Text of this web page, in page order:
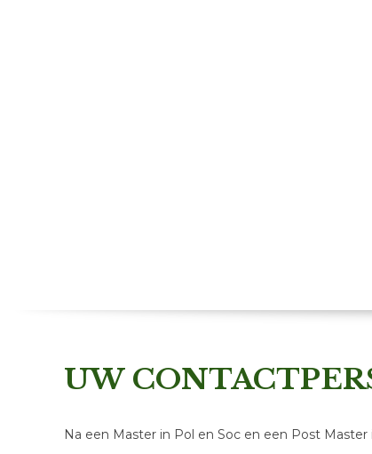
UW
Na een Master in Pol en Soc en een Post